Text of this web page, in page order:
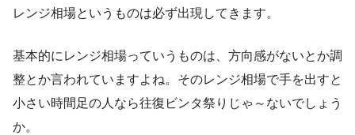
レンジ相場というものは必ず出現してきます。
基本的にレンジ相場っていうものは、方向感がないとか調
整とか言われていますよね。そのレンジ相場で手を出すと
小さい時間足の人なら往復ビンタ祭りじゃ～ないでしょう
か。